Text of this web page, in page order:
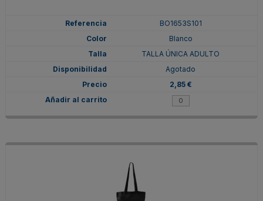
BO1653S101
Blanco
TALLA ÚNICA ADULTO
Agotado
2,85 €